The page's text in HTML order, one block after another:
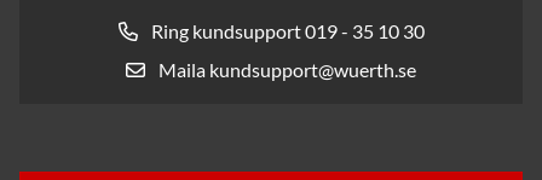
Ring kundsupport 019 - 35 10 30
Maila kundsupport@wuerth.se